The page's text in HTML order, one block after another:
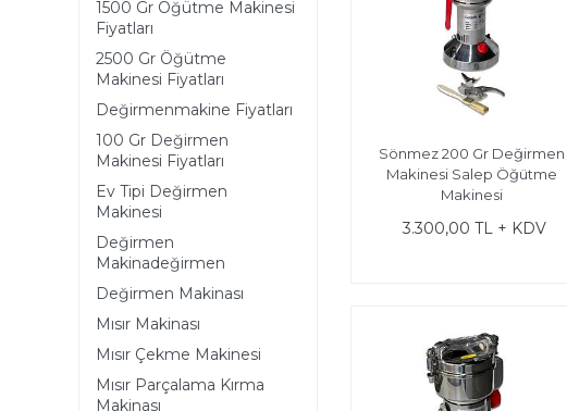
1500 Gr Öğütme Makinesi
Fiyatları
2500 Gr Öğütme
Makinesi Fiyatları
Değirmenmakine Fiyatları
100 Gr Değirmen
Makinesi Fiyatları
Ev Tipi Değirmen
Makinesi
Değirmen
Makinadeğirmen
Değirmen Makinası
Mısır Makinası
Mısır Çekme Makinesi
Mısır Parçalama Kırma
Makinası
Sönmez 200 Gr Değirmen
Makinesi Salep Öğütme
Makinesi
3.300,00 TL + KDV